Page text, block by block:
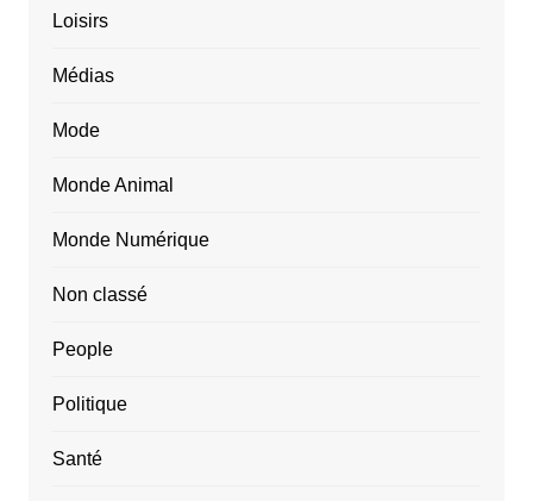
Loisirs
Médias
Mode
Monde Animal
Monde Numérique
Non classé
People
Politique
Santé